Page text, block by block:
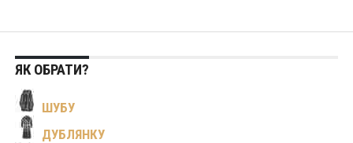
ЯК ОБРАТИ?
ШУБУ
ДУБЛЯНКУ